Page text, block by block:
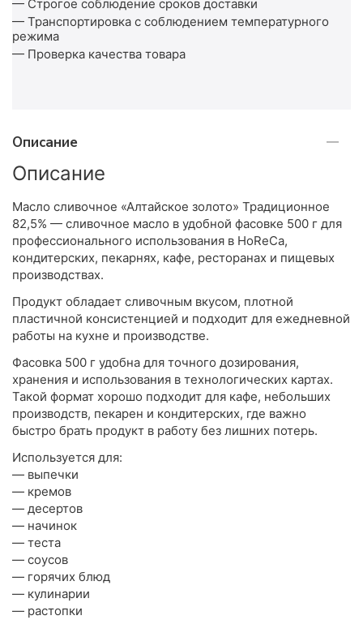
— Строгое соблюдение сроков доставки
— Транспортировка с соблюдением температурного
режима
— Проверка качества товара
Описание
Описание
Масло сливочное «Алтайское золото» Традиционное
82,5% — сливочное масло в удобной фасовке 500 г для
профессионального использования в HoReCa,
кондитерских, пекарнях, кафе, ресторанах и пищевых
производствах.
Продукт обладает сливочным вкусом, плотной
пластичной консистенцией и подходит для ежедневной
работы на кухне и производстве.
Фасовка 500 г удобна для точного дозирования,
хранения и использования в технологических картах.
Такой формат хорошо подходит для кафе, небольших
производств, пекарен и кондитерских, где важно
быстро брать продукт в работу без лишних потерь.
Используется для:
— выпечки
— кремов
— десертов
— начинок
— теста
— соусов
— горячих блюд
— кулинарии
— растопки